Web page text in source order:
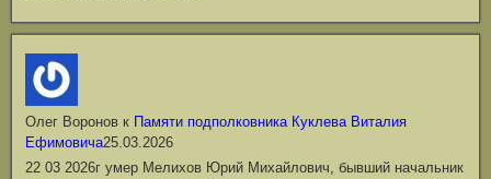
Олег Воронов к Памяти подполковника Куклева Виталия
Ефимовича25.03.2026
22 03 2026г умер Мелихов Юрий Михайлович, бывший начальник